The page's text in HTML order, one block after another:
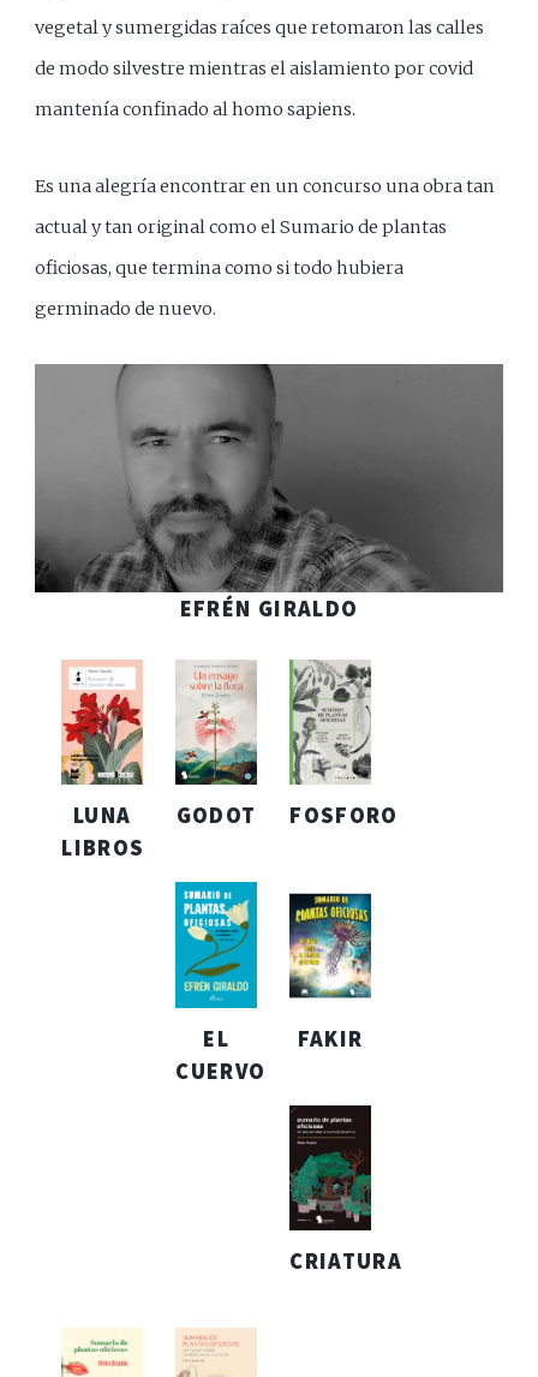
vegetal y sumergidas raíces que retomaron las calles
de modo silvestre mientras el aislamiento por covid
mantenía confinado al homo sapiens.
Es una alegría encontrar en un concurso una obra tan
actual y tan original como el Sumario de plantas
oficiosas, que termina como si todo hubiera
germinado de nuevo.
EFRÉN GIRALDO
LUNA
LIBROS
GODOT FOSFORO
EL
CUERVO
FAKIR
CRIATURA